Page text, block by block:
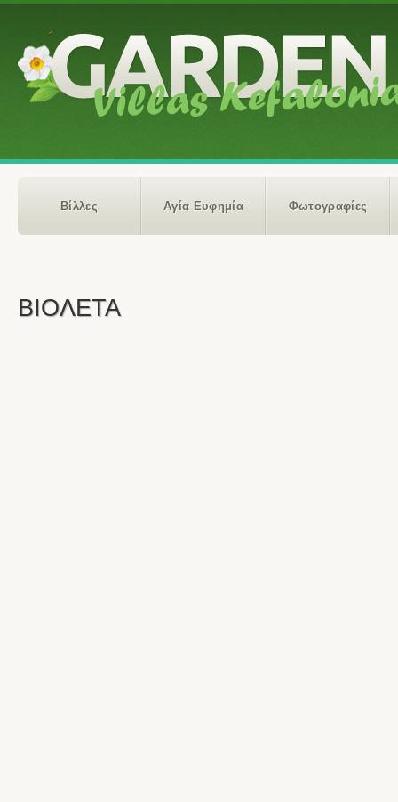
Βίλλες Αγία Ευφημία Φωτογραφίες
ΒΙΟΛΕΤΑ